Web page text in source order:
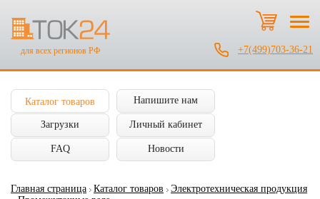
для всех регионов РФ +7(499)703-36-21
Каталог товаров Напишите нам
Загрузки Личный кабинет
FAQ Новости
Главная страница Каталог товаров
Электротехническая продукция